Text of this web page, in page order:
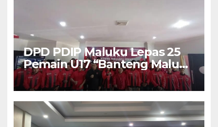
DPD PDIP Maluku Lepas 25
Pemain U17 “Banteng Maluku
Raya” ke Sokerano Cup di
Jawa Timur